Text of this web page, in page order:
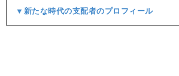
▼新たな時代の支配者のプロフィール